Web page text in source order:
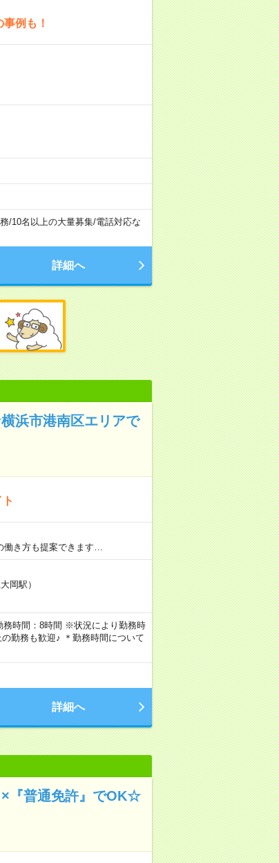
例も！
/10名以上の大量募集/電話対応な
詳細へ
浜市港南区エリアで
き方も提案できます…
岡駅）
時間：8時間 ※状況により勤務時
勤務も歓迎♪ ＊勤務時間について
詳細へ
『普通免許』でOK☆